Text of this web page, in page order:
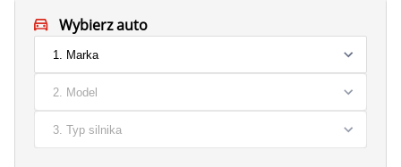
Wybierz auto